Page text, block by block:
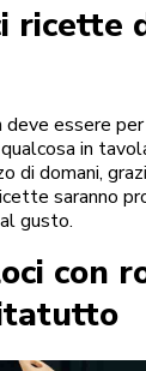
ricette
essere
in
di domani,
saranno
gusto.
con